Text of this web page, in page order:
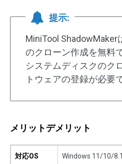
提示:
MiniTool ShadowMaker
のクローン作成を無料
システムディスクのク
トウェアの登録が必要
メリットデメリット
対応OS Windows 11/10/